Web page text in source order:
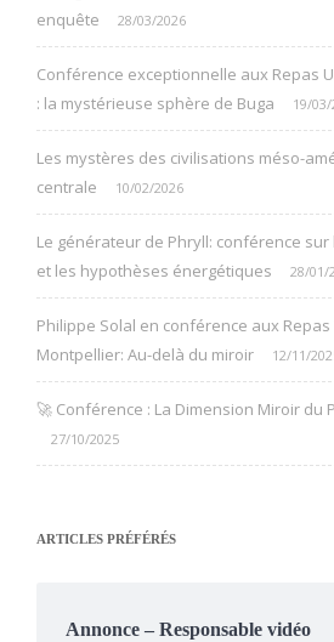
enquête
28/03/2026
Conférence exceptionnelle aux Repas
: la mystérieuse sphère de Buga
19/
Les mystères des civilisations méso-
centrale
10/02/2026
Le générateur de Phryll: conférence sur
et les hypothèses énergétiques
28/01/
Philippe Solal en conférence aux
Montpellier: Au-delà du miroir
12/11/
🚀 Conférence : La Dimension Miroir du
27/10/2025
ARTICLES PRÉFÉRÉS
Annonce – Responsable vidéo